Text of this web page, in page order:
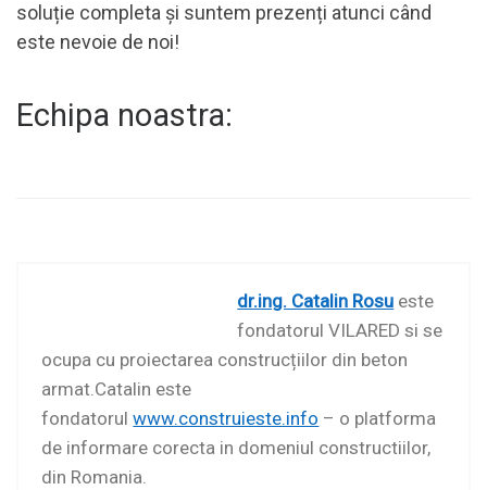
soluție completa și suntem prezenți atunci când
este nevoie de noi!
Echipa noastra:
dr.ing. Catalin Rosu este
fondatorul VILARED si se
ocupa cu proiectarea construcțiilor din beton
armat.Catalin este
fondatorulwww.construieste.info – o platforma
de informare corecta in domeniul constructiilor,
din Romania.